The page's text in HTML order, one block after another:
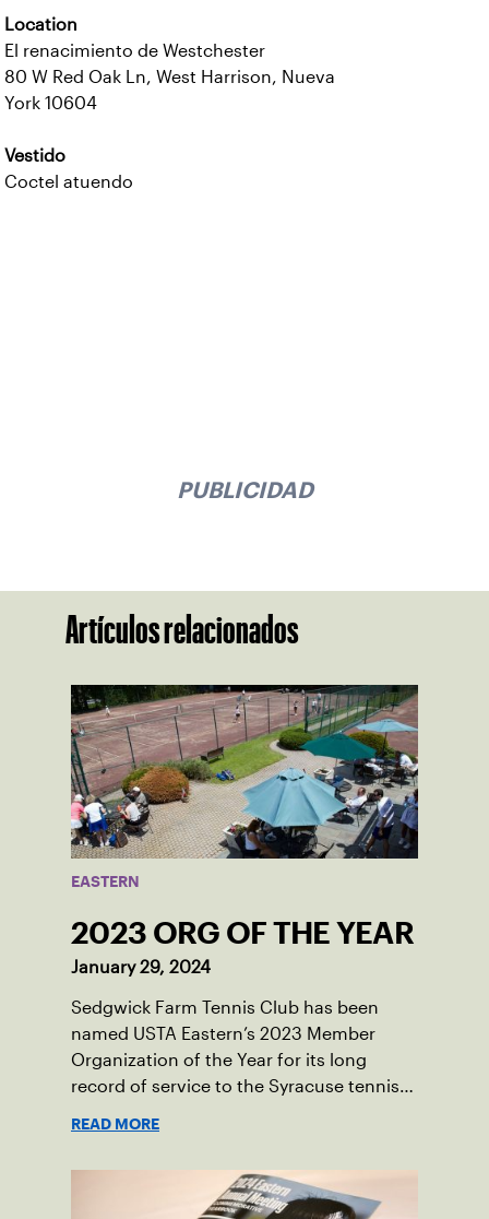
Location
El renacimiento de Westchester
80 W Red Oak Ln, West Harrison, Nueva
York 10604
Vestido
Coctel atuendo
PUBLICIDAD
Artículos relacionados
EASTERN
2023 ORG OF THE YEAR
January 29, 2024
Sedgwick Farm Tennis Club has been
named USTA Eastern’s 2023 Member
Organization of the Year for its long
record of service to the Syracuse tennis
READ MORE